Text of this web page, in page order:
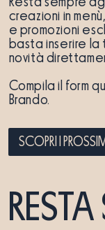
creazioni in
e promozioni
basta inserire
novità
Compila il form
Brando.
SCOPRI I